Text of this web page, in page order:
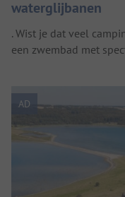
waterglijbanen
. Wist je dat veel
een zwembad met
AD